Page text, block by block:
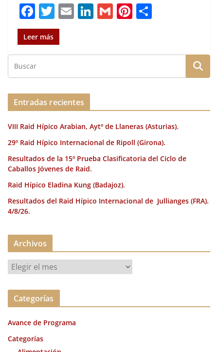
F
a
c
e
b
o
o
k
T
w
it
te
r
E
l
Li
e
dI
G
l
Pi
re
st
p
a
ir
Leer más
Entradas recientes
VIII Raid Hípico Arabian, Aytº de Llaneras (Asturias).
29º Raid Hípico Internacional de Ripoll (Girona).
Resultados de la 15º Prueba Clasificatoria del Ciclo de
Caballos Jóvenes de Raid.
Raid Hípico Eladina Kung (Badajoz).
Resultados del Raid Hípico Internacional de Jullianges (FRA).
4/8/26.
Archivos
c
v
o
Categorías
Avance de Programa
Categorías